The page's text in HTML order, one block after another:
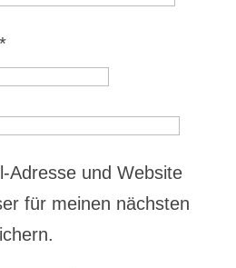
*
Adresse und Website
für meinen nächsten